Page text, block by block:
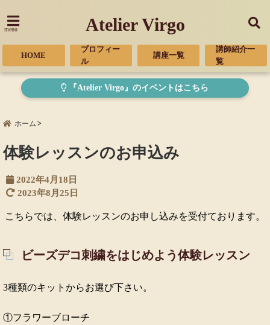
menu Atelier Virgo
HOME
プロフィー
ル
講座一覧
講師紹介一
覧
『Atelier Virgo』のイベントはこちら
ホーム
体験レッスンのお申込み
2022年4月18日
2023年8月25日
こちらでは、体験レッスンのお申し込みを受付ております。
ビーズデコ刺繍をはじめよう体験レッスン
3種類のキットからお選び下さい。
①フラワーブローチ